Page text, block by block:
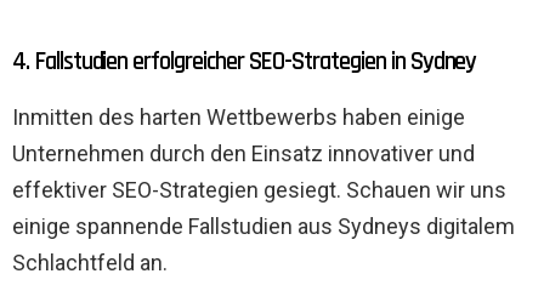
4. Fallstudien erfolgreicher SEO-Strategien in Sydney
Inmitten des harten Wettbewerbs haben einige
Unternehmen durch den Einsatz innovativer und
effektiver SEO-Strategien gesiegt. Schauen wir uns
einige spannende Fallstudien aus Sydneys digitalem
Schlachtfeld an.